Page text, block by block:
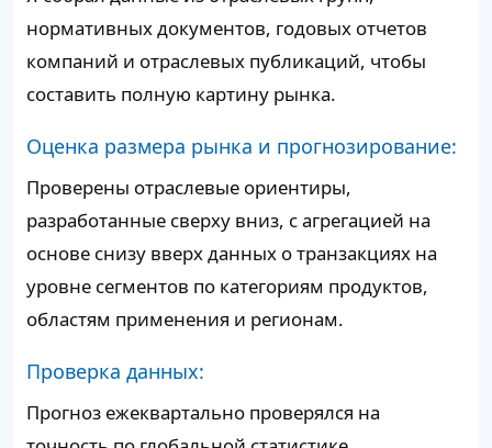
нормативных документов, годовых отчетов
компаний и отраслевых публикаций, чтобы
составить полную картину рынка.
Оценка размера рынка и прогнозирование:
Проверены отраслевые ориентиры,
разработанные сверху вниз, с агрегацией на
основе снизу вверх данных о транзакциях на
уровне сегментов по категориям продуктов,
областям применения и регионам.
Проверка данных:
Прогноз ежеквартально проверялся на